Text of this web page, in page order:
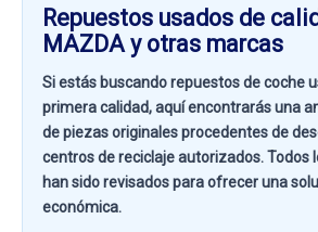
Repuestos usados de
MAZDA y otras marcas
Si estás buscandorepuestos de coche
primera calidad, aquí encontrarás una
de piezas originales procedentes de
centros de reciclaje autorizados. Todos
han sido revisados para ofrecer una
económica.